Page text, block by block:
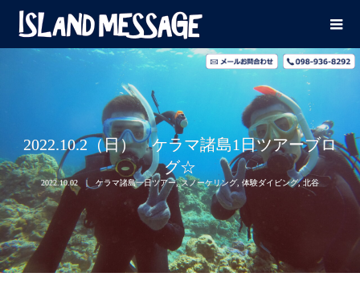
2022.10.2（日） ケラマ諸島1日ツアーブロ
グ☆
2022.10.02 ケラマ諸島一日ツアー,スノーケリング, 体験ダイビング,北谷